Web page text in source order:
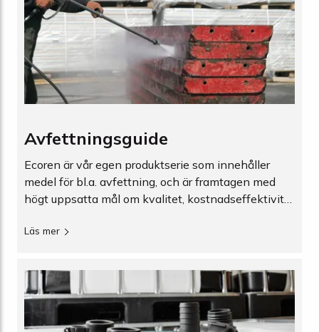
Avfettningsguide
Ecoren är vår egen produktserie som innehåller
medel för bl.a. avfettning, och är framtagen med
högt uppsatta mål om kvalitet, kostnadseffektivitet
Läs mer